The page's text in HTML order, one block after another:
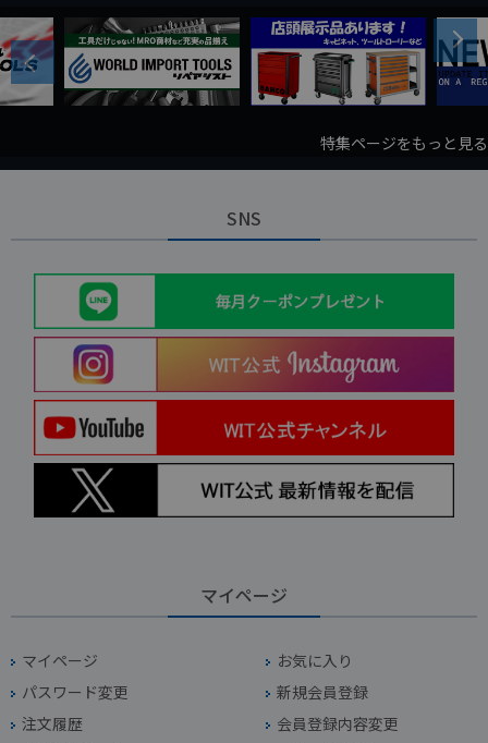
Previous
Next
特集ページをもっと見る
SNS
マイページ
マイページ
お気に入り
パスワード変更
新規会員登録
注文履歴
会員登録内容変更